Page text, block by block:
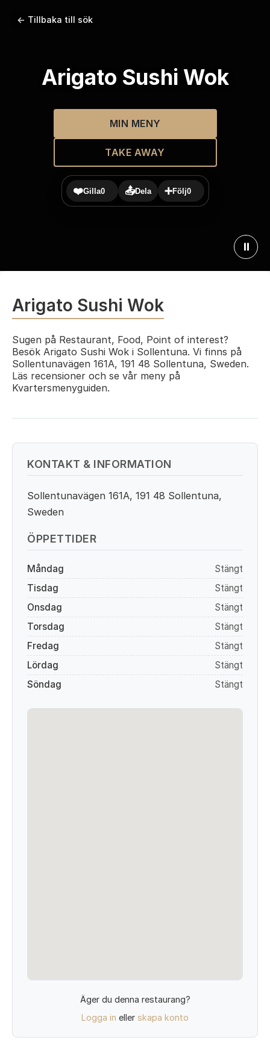
← Tillbaka till sök
Arigato Sushi Wok
MIN MENY
TAKE AWAY
❤️Gilla0 📤Dela ➕Följ0
⏸
Arigato Sushi Wok
Sugen på Restaurant, Food, Point of interest?
Besök Arigato Sushi Wok i Sollentuna. Vi finns på
Sollentunavägen 161A, 191 48 Sollentuna, Sweden.
Läs recensioner och se vår meny på
Kvartersmenyguiden.
KONTAKT & INFORMATION
Sollentunavägen 161A, 191 48 Sollentuna,
Sweden
ÖPPETTIDER
Måndag
Stängt
Tisdag
Stängt
Onsdag
Stängt
Torsdag
Stängt
Fredag
Stängt
Lördag
Stängt
Söndag
Stängt
Äger du denna restaurang?
Logga in eller skapa konto